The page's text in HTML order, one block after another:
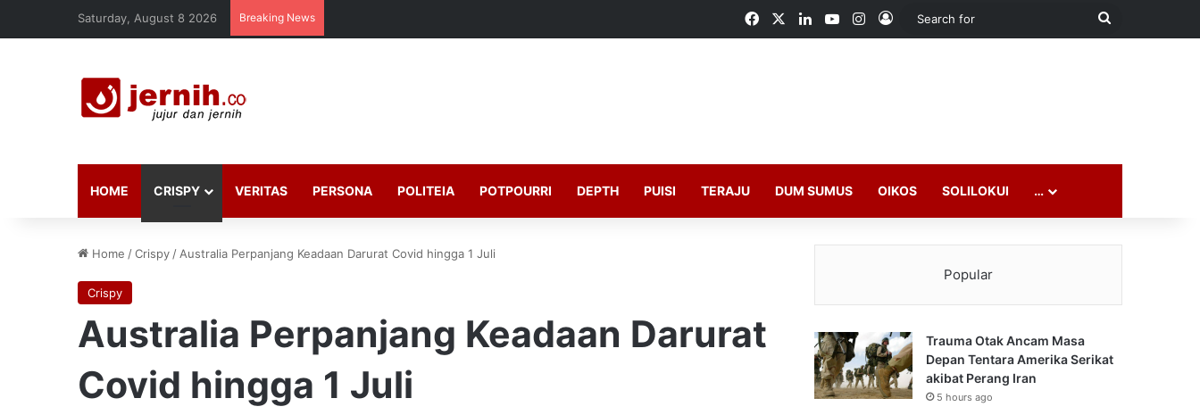
Saturday, August 8 2026 Breaking News FacebookLinkedInYouTubeInstagram
Log In
Search
HOME CRISPY VERITAS PERSONA POLITEIA POTPOURRI DEPTH PUISI TERAJU DUM SUMUS OIKOS SOLILOKUI …
Home /Crispy / Australia Perpanjang Keadaan Darurat Covid hingga 1 Juli
Crispy
Australia Perpanjang Keadaan Darurat
Covid hingga 1 Juli
Popular
Trauma Otak Ancam Masa
Depan Tentara Amerika Serikat
akibat Perang Iran
5 hours ago